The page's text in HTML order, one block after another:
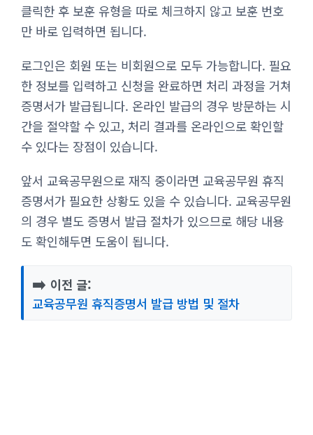
클릭한 후 보훈 유형을 따로 체크하지 않고 보훈 번호
만 바로 입력하면 됩니다.
로그인은 회원 또는 비회원으로 모두 가능합니다. 필요
한 정보를 입력하고 신청을 완료하면 처리 과정을 거쳐
증명서가 발급됩니다. 온라인 발급의 경우 방문하는 시
간을 절약할 수 있고, 처리 결과를 온라인으로 확인할
수 있다는 장점이 있습니다.
앞서 교육공무원으로 재직 중이라면 교육공무원 휴직
증명서가 필요한 상황도 있을 수 있습니다. 교육공무원
의 경우 별도 증명서 발급 절차가 있으므로 해당 내용
도 확인해두면 도움이 됩니다.
➡️ 이전 글:
교육공무원 휴직증명서 발급 방법 및 절차